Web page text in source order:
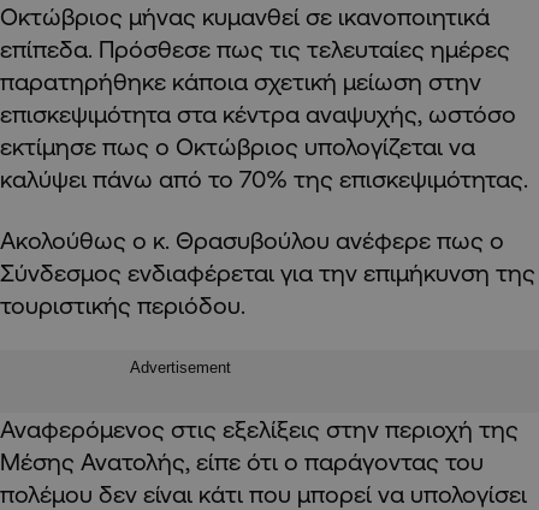
Οκτώβριος μήνας κυμανθεί σε ικανοποιητικά
επίπεδα. Πρόσθεσε πως τις τελευταίες ημέρες
παρατηρήθηκε κάποια σχετική μείωση στην
επισκεψιμότητα στα κέντρα αναψυχής, ωστόσο
εκτίμησε πως ο Οκτώβριος υπολογίζεται να
καλύψει πάνω από το 70% της επισκεψιμότητας.
Ακολούθως ο κ. Θρασυβούλου ανέφερε πως ο
Σύνδεσμος ενδιαφέρεται για την επιμήκυνση της
τουριστικής περιόδου.
Advertisement
Αναφερόμενος στις εξελίξεις στην περιοχή της
Μέσης Ανατολής, είπε ότι ο παράγοντας του
πολέμου δεν είναι κάτι που μπορεί να υπολογίσει